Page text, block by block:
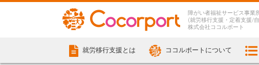
障がい者福祉サービス事業
(就労移行支援・定着支援/
株式会社ココルポート
就労移行支援とは ココルポートについて